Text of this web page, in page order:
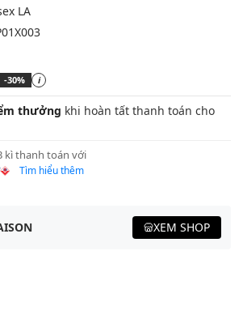
LA
-30% i
thưởng khi hoàn tất thanh toán cho
kì thanh toán với
Tìm hiểu thêm
XEM SHOP